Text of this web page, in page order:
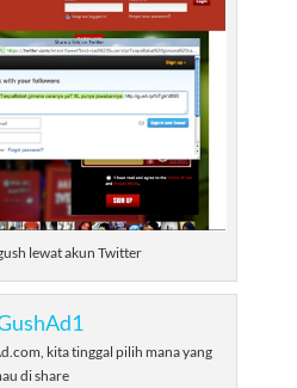
lewat akun Twitter
kita tinggal pilih mana yang
di share